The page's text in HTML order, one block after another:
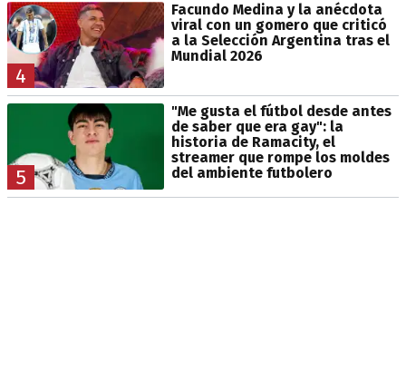
4
Facundo Medina y la anécdota
viral con un gomero que criticó
a la Selección Argentina tras el
Mundial 2026
5
"Me gusta el fútbol desde antes
de saber que era gay": la
historia de Ramacity, el
streamer que rompe los moldes
del ambiente futbolero